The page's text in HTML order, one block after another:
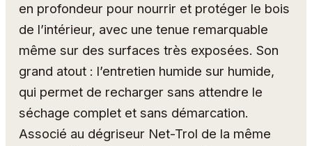
en profondeur pour nourrir et protéger le bois
de l’intérieur, avec une tenue remarquable
même sur des surfaces très exposées. Son
grand atout : l’entretien humide sur humide,
qui permet de recharger sans attendre le
séchage complet et sans démarcation.
Associé au dégriseur Net-Trol de la même